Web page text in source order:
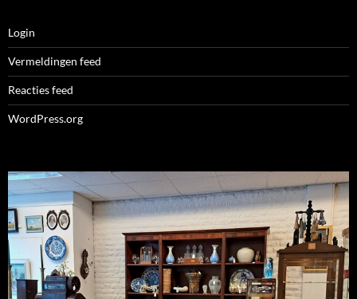
Login
Vermeldingen feed
Reacties feed
WordPress.org